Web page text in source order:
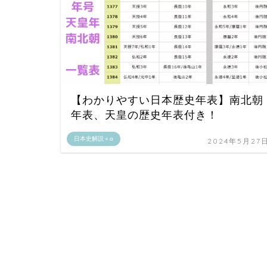
日本史解説＋α
【わかりやすい日本歴史年表】南北朝
年表、天皇の歴史年表付き！
2024年5月27